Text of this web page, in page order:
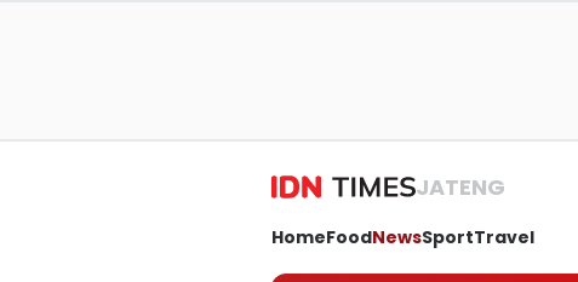
JATENG
HomeFoodNewsSportTravel